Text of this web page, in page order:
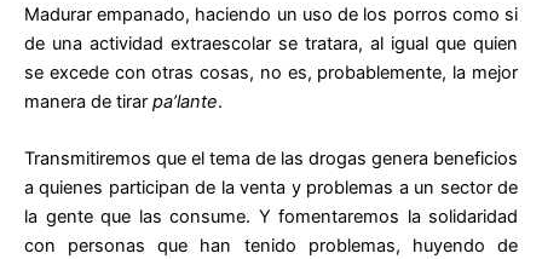
Madurar empanado, haciendo un uso de los porros como si
de una actividad extraescolar se tratara, al igual que quien
se excede con otras cosas, no es, probablemente, la mejor
manera de tirar pa’lante.
Transmitiremos que el tema de las drogas genera beneficios
a quienes participan de la venta y problemas a un sector de
la gente que las consume. Y fomentaremos la solidaridad
con personas que han tenido problemas, huyendo de